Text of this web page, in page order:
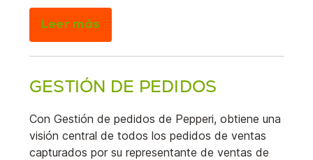
Leer más
GESTIÓN DE PEDIDOS
Con Gestión de pedidos de Pepperi, obtiene una
visión central de todos los pedidos de ventas
capturados por su representante de ventas de